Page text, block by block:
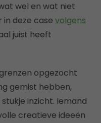
wel en wat niet
in deze case volgens
juist heeft
opgezocht
gemist hebben,
inzicht. Iemand
creatieve ideeën